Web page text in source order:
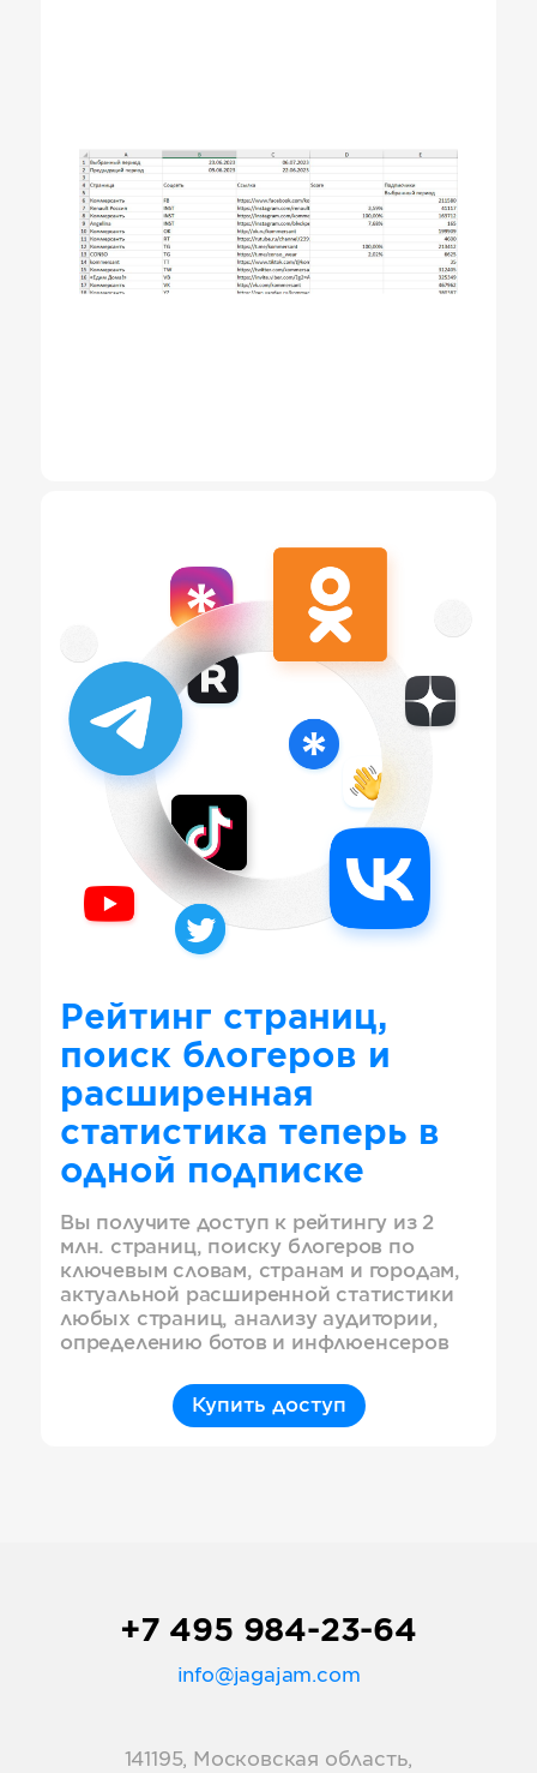
Рейтинг страниц,
поиск блогеров и
расширенная
статистика теперь в
одной подписке
Вы получите доступ к рейтингу из 2
млн. страниц, поиску блогеров по
ключевым словам, странам и городам,
актуальной расширенной статистики
любых страниц, анализу аудитории,
определению ботов и инфлюенсеров
Купить доступ
+7 495 984-23-64
info@jagajam.com
141195, Московская область,